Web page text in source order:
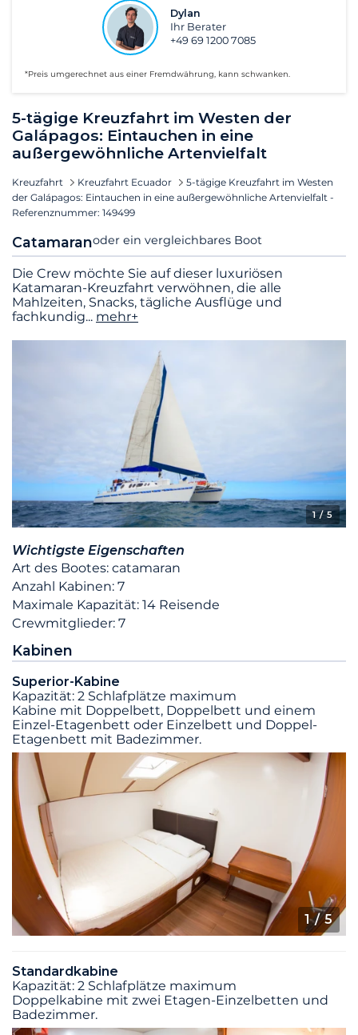
5-tägige Kreuzfahrt im Westen der
Galápagos: Eintauchen in eine
außergewöhnliche Artenvielfalt
Kreuzfahrt Kreuzfahrt Ecuador
5-tägige Kreuzfahrt im Westen
der Galápagos: Eintauchen in eine außergewöhnliche Artenvielfalt -
Referenznummer: 149499
Catamaranoder ein vergleichbares Boot
Die Crew möchte Sie auf dieser luxuriösen
Katamaran-Kreuzfahrt verwöhnen, die alle
Mahlzeiten, Snacks, tägliche Ausflüge und
fachkundig... mehr+
1/ 5
Wichtigste Eigenschaften
Art des Bootes: catamaran
Anzahl Kabinen: 7
Maximale Kapazität: 14 Reisende
Crewmitglieder: 7
Kabinen
Superior-Kabine
Kapazität: 2 Schlafplätze maximum
Kabine mit Doppelbett, Doppelbett und einem
Einzel-Etagenbett oder Einzelbett und Doppel-
Etagenbett mit Badezimmer.
1/ 5
Standardkabine
Kapazität: 2 Schlafplätze maximum
Doppelkabine mit zwei Etagen-Einzelbetten und
Badezimmer.
Dylan
Ihr Berater
+49 69 1200 7085
*Preis umgerechnet aus einer Fremdwährung, kann schwanken.